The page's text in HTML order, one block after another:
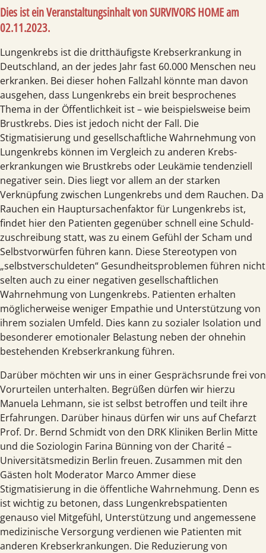
Dies ist ein Veranstaltungsinhalt vonSURVIVORS HOME am
02.11.2023.
Lungenkrebs ist die dritthäufigste Krebs­erkrankung in
Deutschland, an der jedes Jahr fast 60.000 Menschen neu
erkranken. Bei dieser hohen Fallzahl könnte man davon
ausgehen, dass Lungen­krebs ein breit besprochenes
Thema in der Öffentlich­keit ist – wie beispielsweise beim
Brust­krebs. Dies ist jedoch nicht der Fall. Die
Stigmatisierung und gesell­schaftliche Wahrnehmung von
Lungenkrebs können im Vergleich zu anderen Krebs­
erkrankungen wie Brust­krebs oder Leukämie tendenziell
negativer sein. Dies liegt vor allem an der starken
Verknüpfung zwischen Lungen­krebs und dem Rauchen. Da
Rauchen ein Haupt­ursachen­faktor für Lungen­krebs ist,
findet hier den Patienten gegenüber schnell eine Schuld­
zuschreibung statt, was zu einem Gefühl der Scham und
Selbst­vorwürfen führen kann. Diese Stereotypen von
„selbst­verschuldeten“ Gesundheits­problemen führen nicht
selten auch zu einer negativen gesell­schaftlichen
Wahrnehmung von Lungenkrebs. Patienten erhalten
möglicherweise weniger Empathie und Unter­stützung von
ihrem sozialen Umfeld. Dies kann zu sozialer Isolation und
besonderer emotionaler Belastung neben der ohnehin
bestehenden Krebs­erkrankung führen.
Darüber möchten wir uns in einer Gesprächs­­runde frei von
Vorurteilen unterhalten. Begrüßen dürfen wir hierzu
Manuela Lehmann, sie ist selbst betroffen und teilt ihre
Erfahrungen. Darüber hinaus dürfen wir uns auf Chefarzt
Prof. Dr. Bernd Schmidt von den DRK Kliniken Berlin Mitte
und die Soziologin Farina Bünning von der Charité –
Universitäts­medizin Berlin freuen. Zusammen mit den
Gästen holt Moderator Marco Ammer diese
Stigmatisierung in die öffentliche Wahr­nehmung. Denn es
ist wichtig zu betonen, dass Lungen­krebs­patienten
genauso viel Mitgefühl, Unter­stützung und angemessene
medizinische Versorgung verdienen wie Patienten mit
anderen Krebs­erkrankungen. Die Reduzierung von